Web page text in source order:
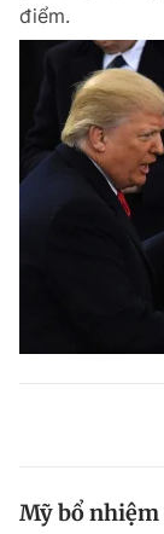
điểm.
Mỹ bổ nhiệm